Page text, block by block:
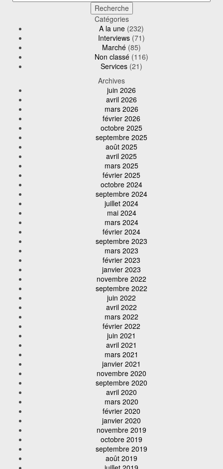
Catégories
A la une (232)
Interviews (71)
Marché (85)
Non classé (116)
Services (21)
Archives
juin 2026
avril 2026
mars 2026
février 2026
octobre 2025
septembre 2025
août 2025
avril 2025
mars 2025
février 2025
octobre 2024
septembre 2024
juillet 2024
mai 2024
mars 2024
février 2024
septembre 2023
mars 2023
février 2023
janvier 2023
novembre 2022
septembre 2022
juin 2022
avril 2022
mars 2022
février 2022
juin 2021
avril 2021
mars 2021
janvier 2021
novembre 2020
septembre 2020
avril 2020
mars 2020
février 2020
janvier 2020
novembre 2019
octobre 2019
septembre 2019
août 2019